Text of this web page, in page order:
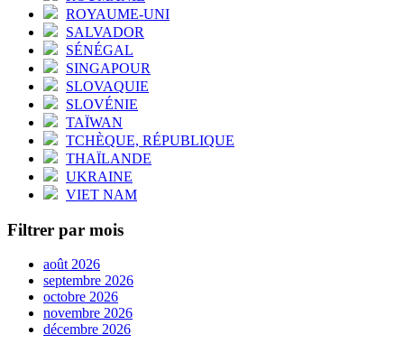
ROYAUME-UNI
SALVADOR
SÉNÉGAL
SINGAPOUR
SLOVAQUIE
SLOVÉNIE
TAÏWAN
TCHÈQUE, RÉPUBLIQUE
THAÏLANDE
UKRAINE
VIET NAM
Filtrer par mois
août 2026
septembre 2026
octobre 2026
novembre 2026
décembre 2026